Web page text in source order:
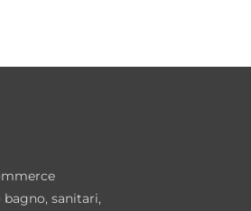
sanitari,